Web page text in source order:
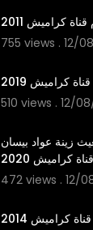
كراميش 2011
755 views . 12/
كراميش 2019
510 views . 12/
زينة عواد بيسان
كراميش 2020
472 views . 12/
كراميش 2014